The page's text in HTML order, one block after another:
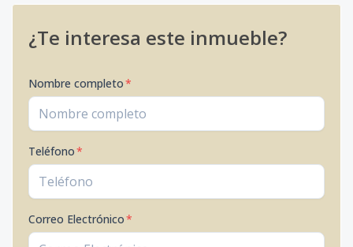
¿Te interesa este inmueble?
Nombre completo*
Teléfono*
Correo Electrónico*